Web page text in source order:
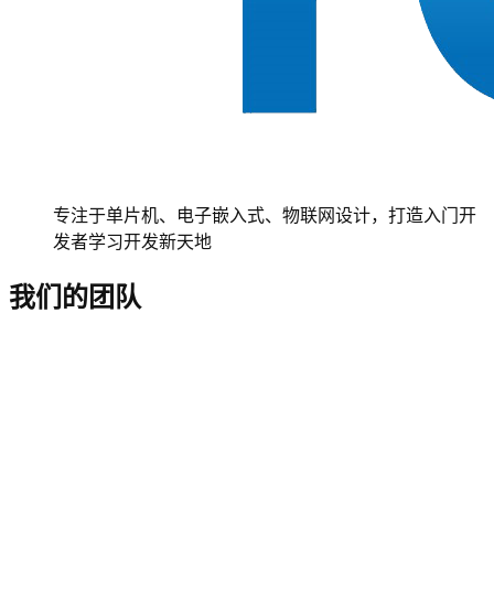
专注于单片机、电子嵌入式、物联网设计，打造入门开
发者学习开发新天地
我们的团队